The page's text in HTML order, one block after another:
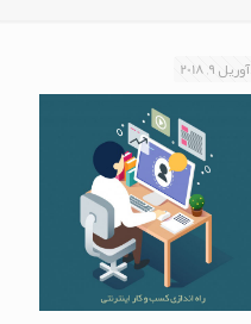
آوریل 9, 2018